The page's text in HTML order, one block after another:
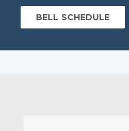
BELL SCHEDULE